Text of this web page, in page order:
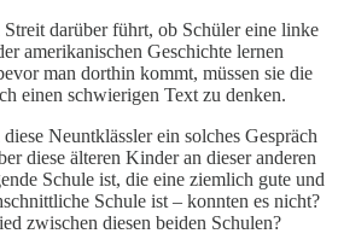
darüber führt, ob Schüler eine linke
amerikanischen Geschichte lernen
man dorthin kommt, müssen sie die
einen schwierigen Text zu denken.
Neuntklässler ein solches Gespräch
diese älteren Kinder an dieser anderen
Schule ist, die eine ziemlich gute und
Schule ist – konnten es nicht?
zwischen diesen beiden Schulen?